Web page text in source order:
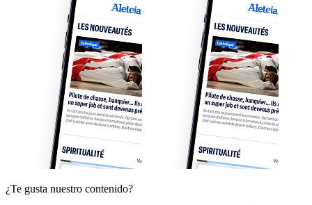
¿Te gusta nuestro contenido?